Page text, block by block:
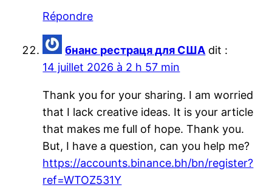
Répondre
бнанс рестраця для США dit :
14 juillet 2026 à 2 h 57 min
Thank you for your sharing. I am worried
that I lack creative ideas. It is your article
that makes me full of hope. Thank you.
But, I have a question, can you help me?
https://accounts.binance.bh/bn/register?
ref=WTOZ531Y